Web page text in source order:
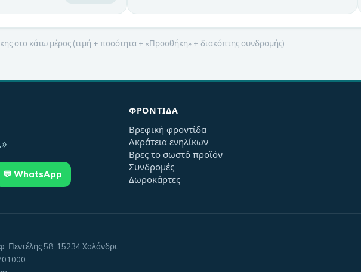
στο κάτω μέρος (τιμή + ποσότητα + «Προσθήκη» + διακόπτης συνδρομής).
.»
💬 WhatsApp
ΦΡΟΝΤΊΔΑ
Βρεφική φροντίδα
Ακράτεια ενηλίκων
Βρες το σωστό προϊόν
Συνδρομές
Δωροκάρτες
Πεντέλης 58, 15234 Χαλάνδρι